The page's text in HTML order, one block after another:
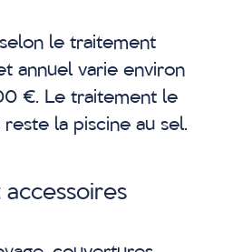
le traitement
annuel varie environ
€. Le traitement le
la piscine au sel.